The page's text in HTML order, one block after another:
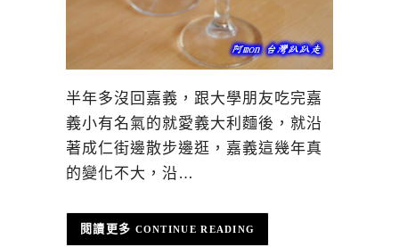
半年多沒回嘉義，跟大學朋友吃完嘉
義小有名氣的就愛義大利麵後，就沿
著成仁街邊散步邊逛，嘉義這幾年真
的變化不大，沿…
CONTINUE READING